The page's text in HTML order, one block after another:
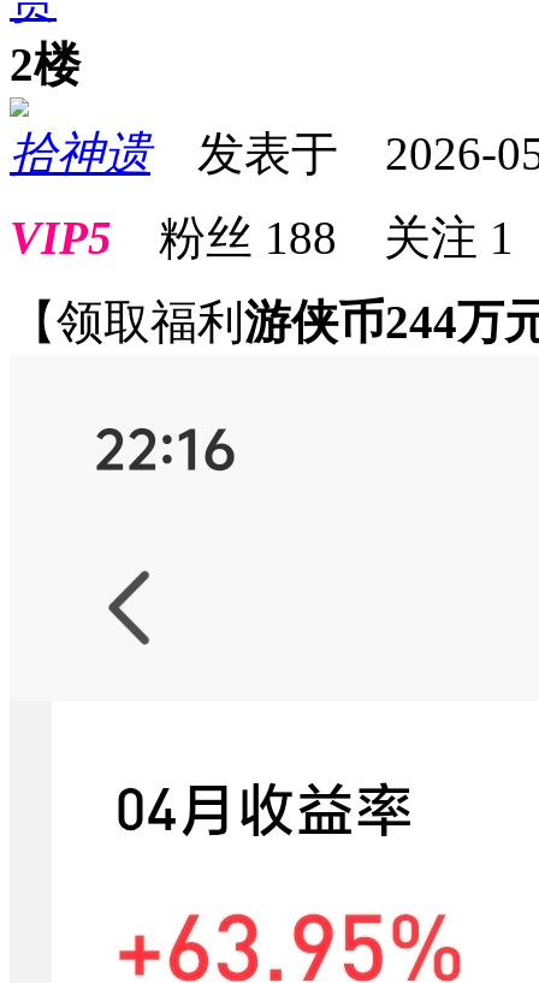
2楼
拾神遗发表于 2026-
VIP5 粉丝 188 关注 1
【领取福利 游侠币244万